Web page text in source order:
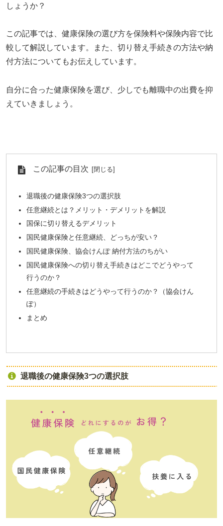
しょうか？
この記事では、健康保険の選び方を保険料や保険内容で比
較して解説しています。また、切り替え手続きの方法や納
付方法についてもお伝えしています。
自分に合った健康保険を選び、少しでも離職中の出費を抑
えていきましょう。
この記事の目次
退職後の健康保険3つの選択肢
任意継続とは？メリット・デメリットを解説
国保に切り替えるデメリット
国民健康保険と任意継続、どっちが安い？
国民健康保険、協会けんぽ 納付方法のちがい
国民健康保険への切り替え手続きはどこでどうやって
行うのか？
任意継続の手続きはどうやって行うのか？（協会けん
ぽ）
まとめ
退職後の健康保険3つの選択肢